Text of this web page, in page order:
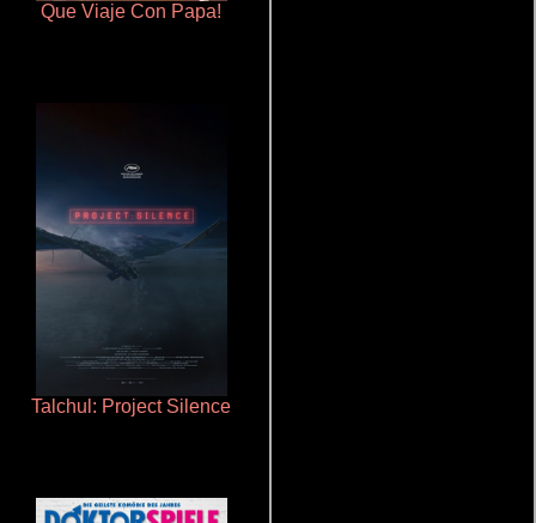
Que Viaje Con Papa!
Talchul: Project Silence